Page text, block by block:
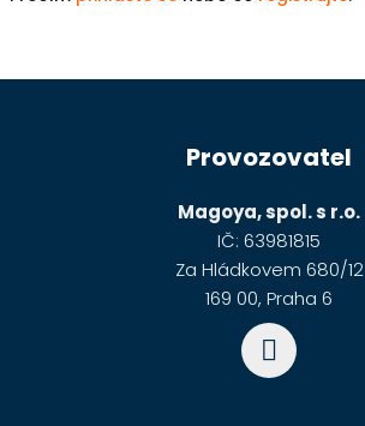
Provozovatel
Magoya, spol. s r.o.
IČ: 63981815
Za Hládkovem 680/12
169 00, Praha 6